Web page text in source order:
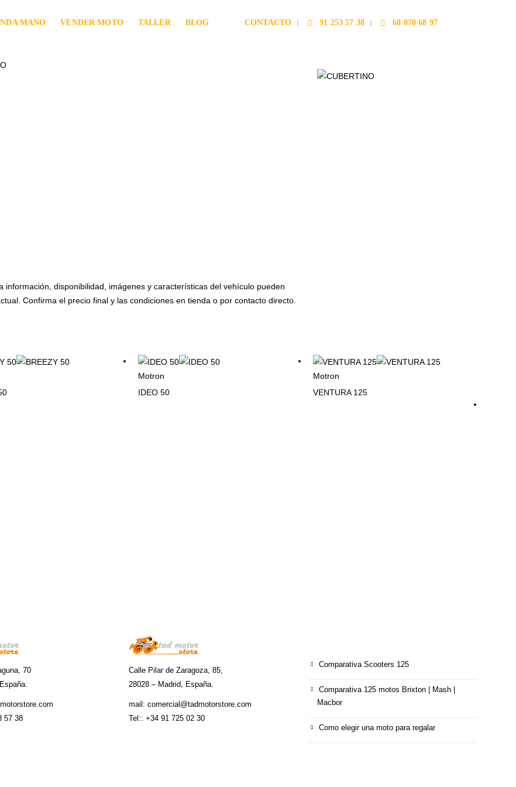
MANO VENDER MOTO TALLER BLOG CONTACTO 91 253 57 38 68 870 68 97
información, disponibilidad, imágenes y características del vehículo pueden
Confirma el precio final y las condiciones en tienda o por contacto directo.
Motron
IDEO 50
Motron
VENTURA 125
70
57 38
Calle Pilar de Zaragoza, 85,
28028 – Madrid, España.
mail: comercial@tadmotorstore.com
Tel:: +34 91 725 02 30
Comparativa Scooters 125
Comparativa 125 motos Brixton | Mash |
Macbor
Como elegir una moto para regalar